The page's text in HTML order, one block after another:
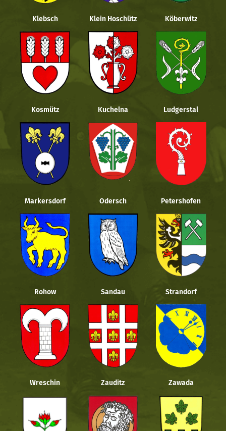
Klebsch Klein Hoschütz Köberwitz
Kosmütz Kuchelna Ludgerstal
Markersdorf Odersch Petershofen
Rohow Sandau Strandorf
Wreschin Zauditz Zawada